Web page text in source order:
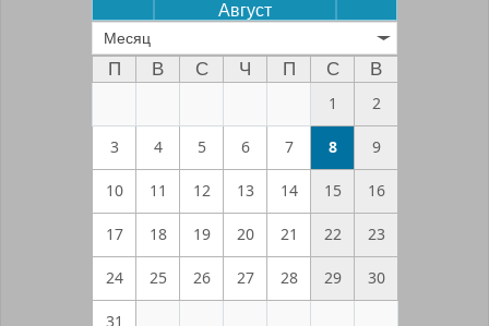
Август
Месяц
П В С Ч П С
В
1
2
3 4 5 6 7 8 9
10 11 12 13 14 15 16
17 18 19 20 21 22 23
24 25 26 27 28 29 30
31